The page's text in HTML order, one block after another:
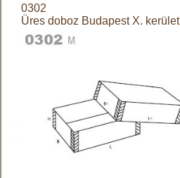
0302
Üres doboz Budapest X. kerület